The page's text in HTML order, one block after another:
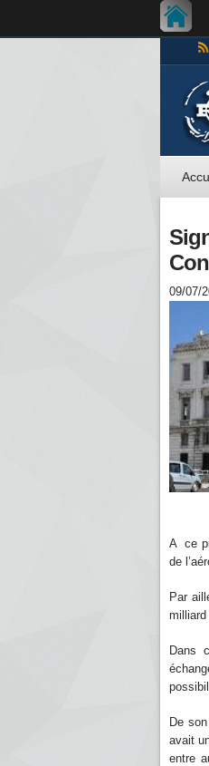
09/07/
A ce
de
Par
Dans
De
avait
entre